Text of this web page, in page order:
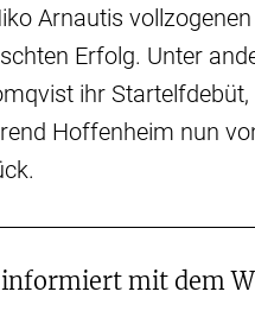
Arnautis
Erfolg. Unter
ihr
Hoffenheim nun
mit dem